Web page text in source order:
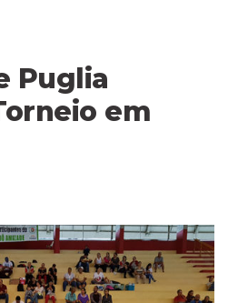
Puglia
em